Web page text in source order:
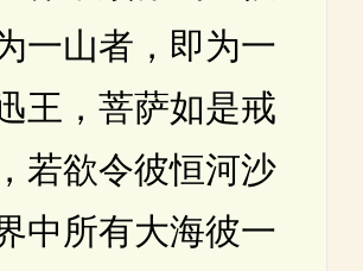
一山者，即为一
王，菩萨如是戒
若欲令彼恒河沙
中所有大海彼一